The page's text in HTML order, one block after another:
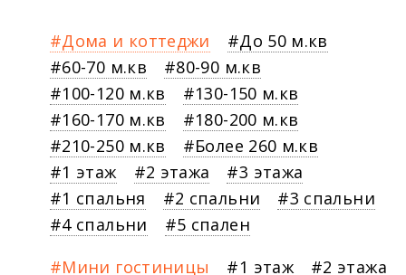
Дома и коттеджи
До 50 м.кв
60-70 м.кв
80-90 м.кв
100-120 м.кв
130-150 м.кв
160-170 м.кв
180-200 м.кв
210-250 м.кв
Более 260 м.кв
1 этаж
2 этажа
3 этажа
1 спальня
2 спальни
3 спальни
4 спальни
5 спален
Мини гостиницы
1 этаж 2 этажа